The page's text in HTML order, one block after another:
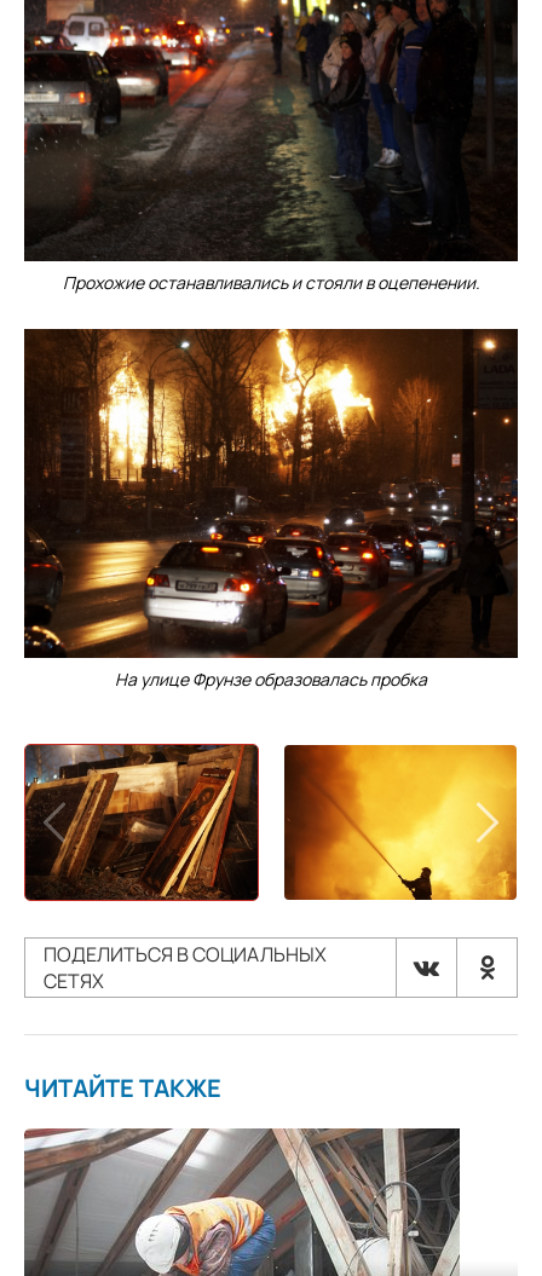
Прохожие останавливались и стояли в оцепенении.
На улице Фрунзе образовалась пробка
ПОДЕЛИТЬСЯ В СОЦИАЛЬНЫХ
СЕТЯХ
ЧИТАЙТЕ ТАКЖЕ